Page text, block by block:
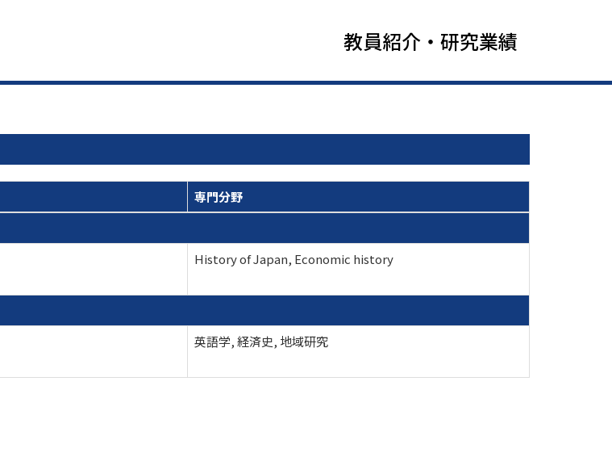
教員紹介・研究業績
専門分野
History of Japan, Economic history
英語学, 経済史, 地域研究